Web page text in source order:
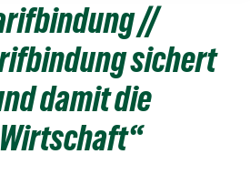
//
sichert
damit die